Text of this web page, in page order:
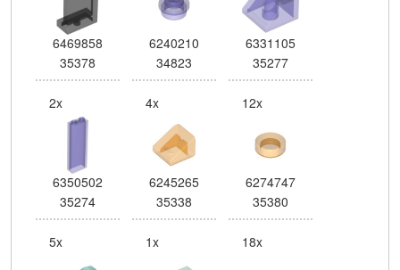
6469858
35378
6240210
34823
6331105
35277
2x
6350502
35274
4x
6245265
35338
12x
6274747
35380
5x 1x 18x